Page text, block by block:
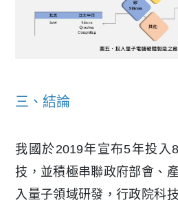
三、結論
我國於2019年宣布5年投入
技，並積極串聯政府部會、
入量子領域研發，行政院科